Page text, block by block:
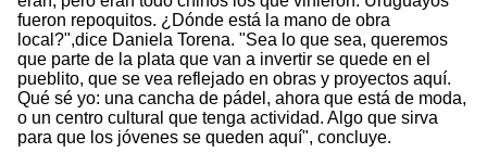
fueron repoquitos. ¿Dónde está la mano de obra
local?",dice Daniela Torena. "Sea lo que sea, queremos
que parte de la plata que van a invertir se quede en el
pueblito, que se vea reflejado en obras y proyectos aquí.
Qué sé yo: una cancha de pádel, ahora que está de moda,
o un centro cultural que tenga actividad. Algo que sirva
para que los jóvenes se queden aquí", concluye.